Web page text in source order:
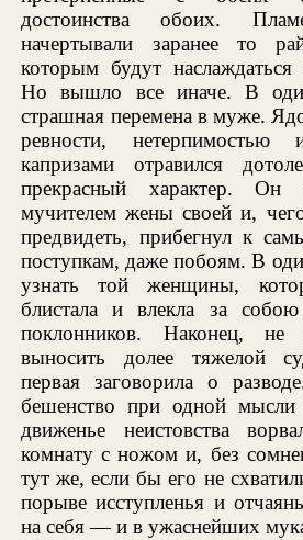
достоинства обоих.
начертывали заранее то
которым будут
Но вышло все иначе. В
страшная перемена в муже.
ревности,
капризами отравился
прекрасный характер.
мучителем жены своей и,
предвидеть, прибегнул к
поступкам, даже побоям. В
узнать той женщины,
блистала и влекла за
поклонников. Наконец,
выносить долее тяжелой
первая заговорила о
бешенство при одной
движенье неистовства
комнату с ножом и, без
тут же, если бы его не
порыве исступленья и
на себя — и в ужаснейших